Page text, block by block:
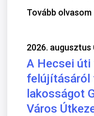
Tovább olvasom
2026. augusztus
A Hecsei
felújításáról
lakosságot
Város